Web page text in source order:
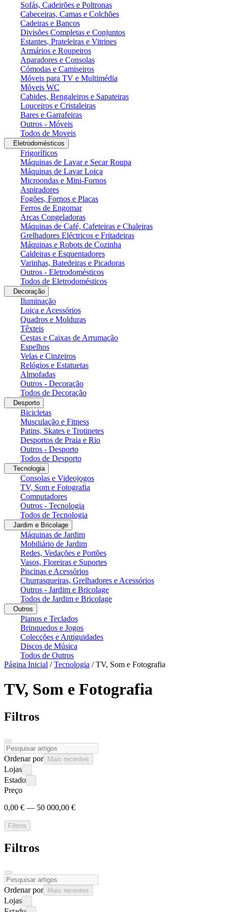
Sofás, Cadeirões e Poltronas
Cabeceiras, Camas e Colchões
Cadeiras e Bancos
Divisões Completas e Conjuntos
Estantes, Prateleiras e Vitrines
Armários e Roupeiros
Aparadores e Consolas
Cómodas e Camiseiros
Móveis para TV e Multimédia
Móveis WC
Cabides, Bengaleiros e Sapateiras
Louceiros e Cristaleiras
Bares e Garrafeiras
Outros - Móveis
Todos de Moveis
Eletrodomésticos
Frigoríficos
Máquinas de Lavar e Secar Roupa
Máquinas de Lavar Loiça
Microondas e Mini-Fornos
Aspiradores
Fogões, Fornos e Placas
Ferros de Engomar
Arcas Congeladoras
Máquinas de Café, Cafeteiras e Chaleiras
Grelhadores Eléctricos e Fritadeiras
Máquinas e Robots de Cozinha
Caldeiras e Esquentadores
Varinhas, Batedeiras e Picadoras
Outros - Eletrodomésticos
Todos de Eletrodomésticos
Decoração
Iluminação
Loiça e Acessórios
Quadros e Molduras
Têxteis
Cestas e Caixas de Arrumação
Espelhos
Velas e Cinzeiros
Relógios e Estatuetas
Almofadas
Outros - Decoração
Todos de Decoração
Desporto
Bicicletas
Musculação e Fitness
Patins, Skates e Trotinetes
Desportos de Praia e Rio
Outros - Desporto
Todos de Desporto
Tecnologia
Consolas e Videojogos
TV, Som e Fotografia
Computadores
Outros - Tecnologia
Todos de Tecnologia
Jardim e Bricolage
Máquinas de Jardim
Mobiliário de Jardim
Redes, Vedações e Portões
Vasos, Floreiras e Suportes
Piscinas e Acessórios
Churrasqueiras, Grelhadores e Acessórios
Outros - Jardim e Bricolage
Todos de Jardim e Bricolage
Outros
Pianos e Teclados
Brinquedos e Jogos
Colecções e Antiguidades
Discos de Música
Todos de Outros
Página Inicial /Tecnologia /TV, Som e Fotografia
TV, Som e Fotografia
Filtros
Ordenar por Mais recentes
Lojas
Estado
Preço
0,00 € — 50 000,00 €
Filtros
Filtros
Ordenar por Mais recentes
Lojas